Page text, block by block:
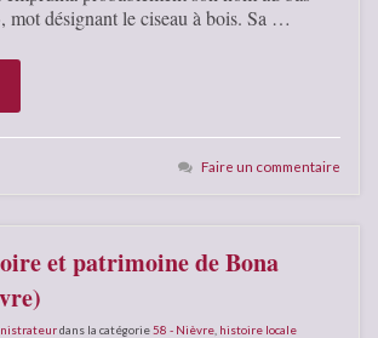
mot désignant le ciseau à bois. Sa …
Faire un commentaire
et patrimoine de Bona
dans la catégorie 58 - Nièvre histoire locale